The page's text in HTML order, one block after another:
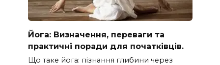
Йога: Визначення, переваги та
практичні поради для початківців.
Що таке йога: пізнання глибини через